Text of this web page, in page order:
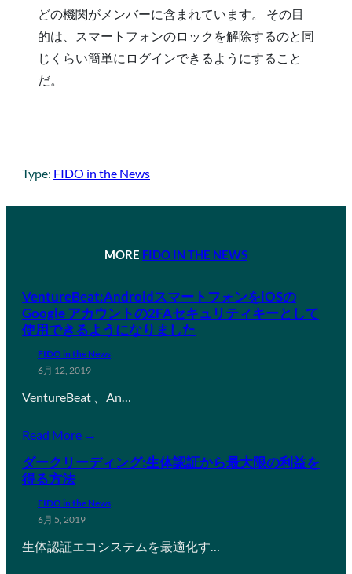
どの機関がメンバーに含まれています。 その目
的は、スマートフォンのロックを解除するのと同
じくらい簡単にログインできるようにすること
だ。
Type: FIDO in the News
MORE FIDO IN THE NEWS
VentureBeat:AndroidスマートフォンをiOSの
Google アカウントの2FAセキュリティキーとして
使用できるようになりました
FIDO in the News
6月 12, 2019
VentureBeat 、An…
Read More →
ダークリーディング:生体認証から最大限の利益を
得る方法
FIDO in the News
6月 5, 2019
生体認証エコシステムを最適化す…